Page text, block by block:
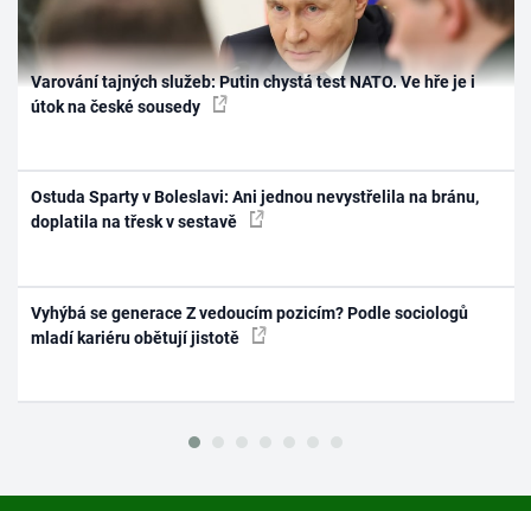
Varování tajných služeb: Putin chystá test NATO. Ve hře je i
útok na české sousedy
Ostuda Sparty v Boleslavi: Ani jednou nevystřelila na bránu,
doplatila na třesk v sestavě
Vyhýbá se generace Z vedoucím pozicím? Podle sociologů
mladí kariéru obětují jistotě